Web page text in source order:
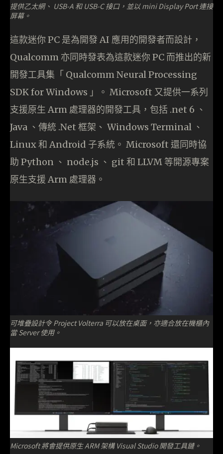
提供乙太網、 USB-A 和 USB-C 接口，並以 mini Display Port 連接
屏幕。
這款迷你 PC 是為開發 AI 應用的開發者而設計，
Qualcomm 亦同時發表為這款迷你 PC 而推出的新
開發工具集「 Qualcomm Neural Processing
SDK for Windows 」。 Microsoft 又提供一系列
支援原生 Arm 處理器的開發工具，包括 .net 6 、
Java 、傳統 .Net 框架、 Windows Terminal 、
Linux 和 Android 子系統。 Microsoft 還同時協
助 Python 、 node.js 、 git 和 LLVM 等開源專案
原生支援 Arm 處理器。
可堆疊設計令 Project Volterra 可以放在桌面，亦適合放在機櫃內
當 Server 使用。
Microsoft 將會提供原生 ARM 架構 Visual Studio 開發工具鏈。